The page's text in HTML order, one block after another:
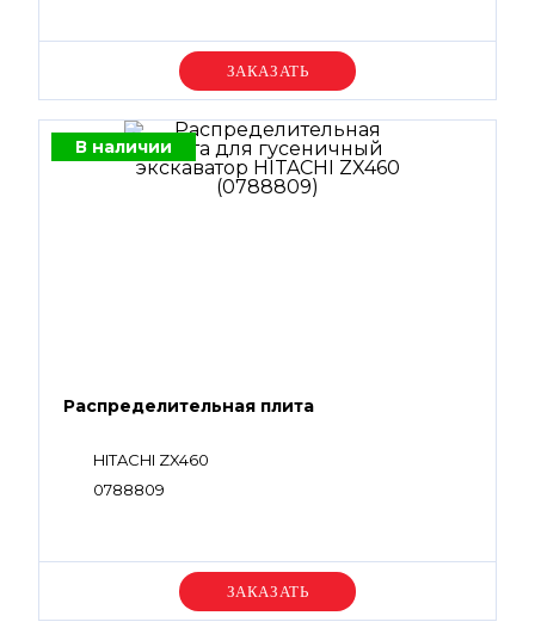
Уточняйте цену
В наличии
Распределительная плита
HITACHI ZX460
0788809
Уточняйте цену